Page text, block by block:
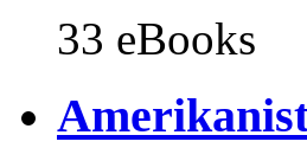
33 eBooks